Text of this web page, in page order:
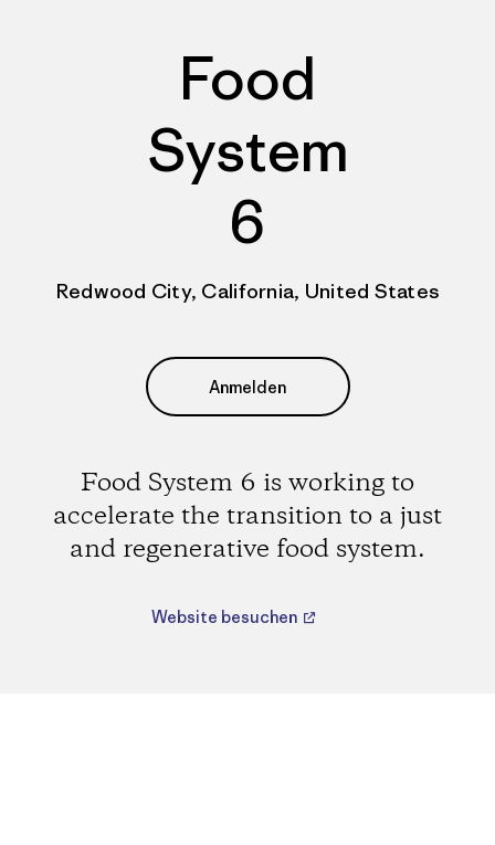
Food
System
6
Redwood City, California, United States
Anmelden
Food System 6 is working to
accelerate the transition to a just
and regenerative food system.
Website besuchen